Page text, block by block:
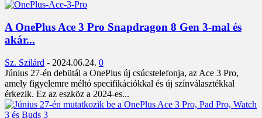
A OnePlus Ace 3 Pro Snapdragon 8 Gen 3-mal és
akár...
Sz. Szilárd - 2024.06.24. 0
Június 27-én debütál a OnePlus új csúcstelefonja, az Ace 3 Pro,
amely figyelemre méltó specifikációkkal és új színválasztékkal
érkezik. Ez az eszköz a 2024-es...